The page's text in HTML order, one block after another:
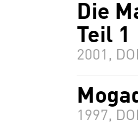
Die
Teil 1
2001,
1997,